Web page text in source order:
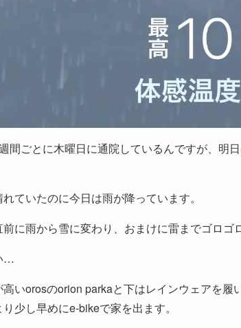
間ごとに木曜日に通院しているんですが、明
ていたのに今日は雨が降っています。
に雨から雪に変わり、おまけに雷までゴロゴ
…
高いorosのorion parkaと下はレインウェアを
少し早めにe-bikeで家を出ます。